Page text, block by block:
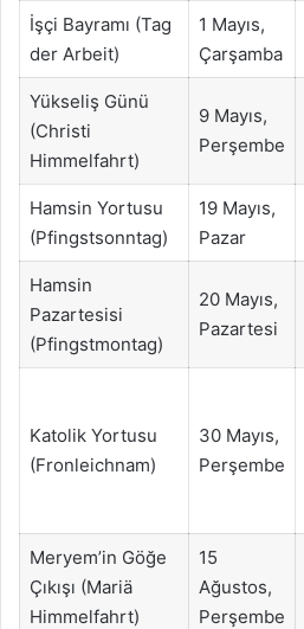
İşçi Bayramı (Tag
der Arbeit)
1 Mayıs,
Çarşamba
Yükseliş Günü
(Christi
Himmelfahrt)
9 Mayıs,
Perşembe
Hamsin Yortusu
(Pfingstsonntag)
19 Mayıs,
Pazar
Hamsin
Pazartesisi
(Pfingstmontag)
20 Mayıs,
Pazartesi
Katolik Yortusu
(Fronleichnam)
30 Mayıs,
Perşembe
Meryem’in Göğe
Çıkışı (Mariä
Himmelfahrt)
15
Ağustos,
Perşembe